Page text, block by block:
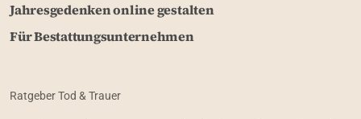
Jahresgedenken online gestalten
Für Bestattungsunternehmen
Ratgeber Tod & Trauer